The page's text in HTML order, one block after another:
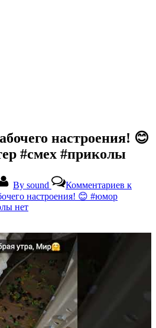
настроения! 😊
#смех #приколы
By sound Комментариев к
настроения! 😊 #юмор
нет